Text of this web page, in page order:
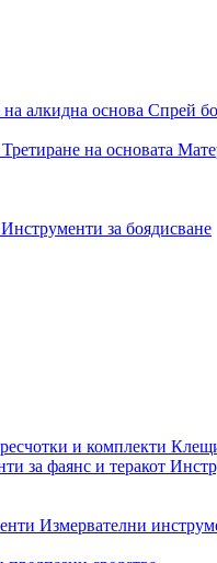
алкидна основа Спрей
Третиране на основата
Инструменти за боядисване
и комплекти
за фаянс и теракот
Измервателни